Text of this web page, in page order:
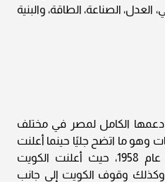
العدل، الصناعة، الطاقة، والبنية
دعمها الكامل لمصر في مختلف
وهو ما اتضح جليًا حينما أعلنت
الوحدة "المصرية - السورية" عام 1958، حيث أعلنت الكويت
وكذلك وقوف الكويت إلى جانب